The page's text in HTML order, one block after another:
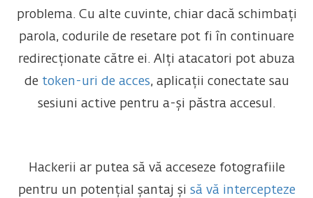
problema. Cu alte cuvinte, chiar dacă schimbați
parola, codurile de resetare pot fi în continuare
redirecționate către ei. Alți atacatori pot abuza
de token-uri de acces, aplicații conectate sau
sesiuni active pentru a-și păstra accesul.
Hackerii ar putea să vă acceseze fotografiile
pentru un potențial șantaj și să vă intercepteze